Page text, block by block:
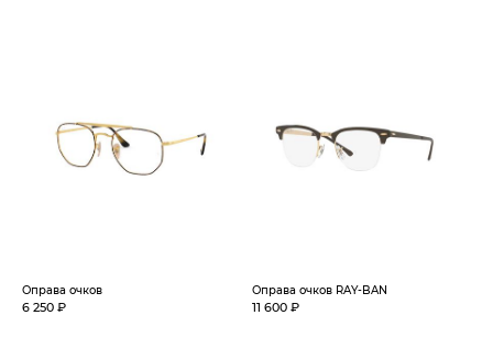
Оправа очков
6 250 ₽
Оправа очков RAY-BAN
11 600 ₽